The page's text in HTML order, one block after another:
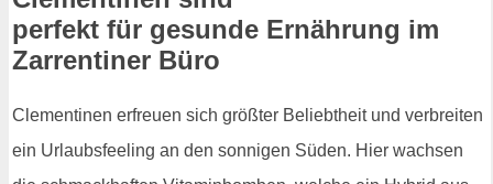
perfekt für gesunde Ernährung im
Zarrentiner Büro
Clementinen erfreuen sich größter Beliebtheit und verbreiten
ein Urlaubsfeeling an den sonnigen Süden. Hier wachsen